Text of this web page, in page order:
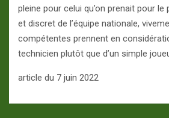
pleine pour celui qu’on prenait pour
et discret de l’équipe nationale,
compétentes prennent en
technicien plutôt que d’un simple
article du 7 juin 2022